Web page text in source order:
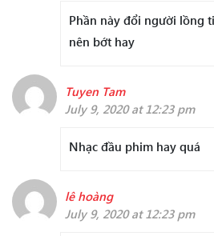
Phần này đổi người lồng
nên bớt hay
Tuyen Tam
July 9, 2020 at 12:23 pm
Nhạc đầu phim hay quá
lê hoàng
July 9, 2020 at 12:23 pm